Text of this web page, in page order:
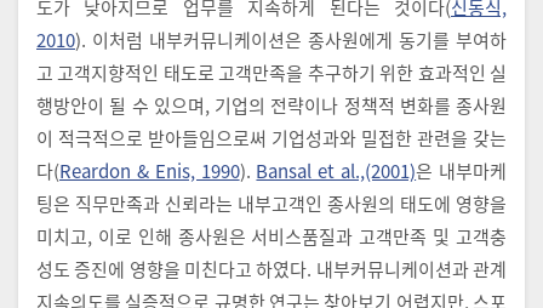
도가 낮아지므로 업무를 지속하게 된다는 것이다(신동식,
2010). 이처럼 내부커뮤니케이션은 종사원에게 동기를 부여하
고 고객지향적인 태도로 고객만족을 추구하기 위한 효과적인 실
행방안이 될 수 있으며, 기업의 전략이나 정책적 변화를 종사원
이 적극적으로 받아들임으로써 기업성과와 밀접한 관련을 갖는
다(Reardon & Enis, 1990). Bansal et al.,(2001)은 내부마케
팅은 직무만족과 신뢰라는 내부고객인 종사원의 태도에 영향을
미치고, 이로 인해 종사원은 서비스품질과 고객만족 및 고객충
성도 증진에 영향을 미친다고 하였다. 내부커뮤니케이션과 관계
지속의도를 실증적으로 규명한 연구는 찾아보기 어렵지만, 스포